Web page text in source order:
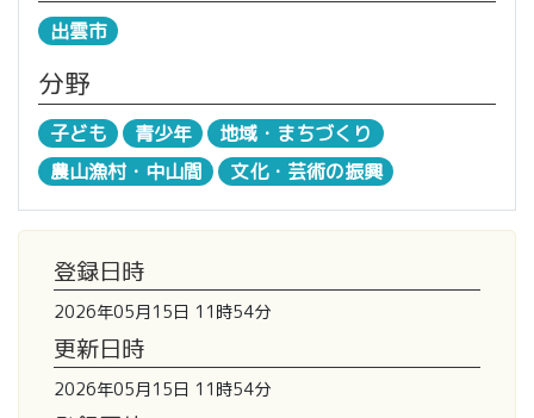
出雲市
分野
子ども 青少年
地域・まちづくり
農山漁村・中山間
文化・芸術の振興
登録日時
2026年05月15日 11時54分
更新日時
2026年05月15日 11時54分